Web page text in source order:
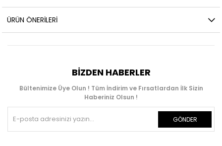
ÜRÜN ÖNERILERI
BIZDEN HABERLER
Bültenimize Üye Olun ! Tüm İndirim ve Fırsatlardan İlk Sizin
Haberiniz Olsun !
GÖNDER